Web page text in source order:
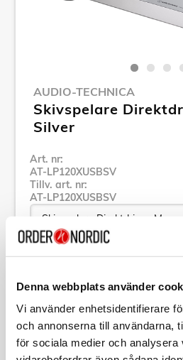
Denna webbplats använder
Vi använder enhetsidentifierare
och annonserna till användarna,
för sociala medier och analysera
AUDIO-TECHNICA
Skivspelare
Silver
Art. nr:
AT-LP120XUSBSV
Tillv. art. nr:
AT-LP120XUSBSV
Specifikation
Beskrivning